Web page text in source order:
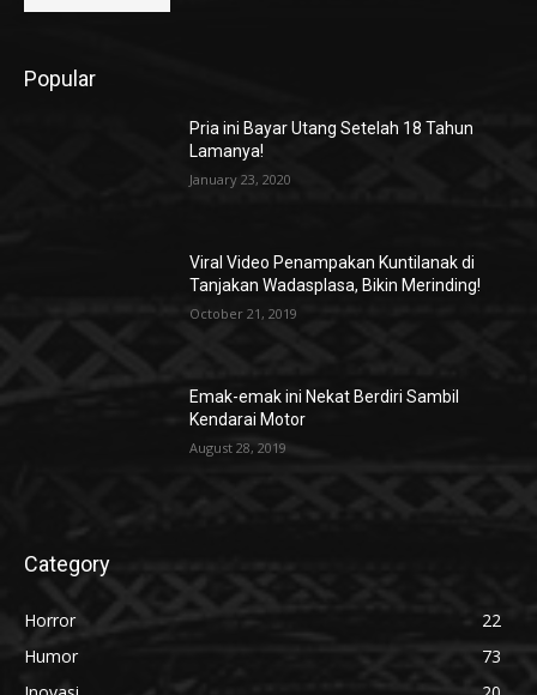
Popular
Pria ini Bayar Utang Setelah 18 Tahun
Lamanya!
January 23, 2020
Viral Video Penampakan Kuntilanak di
Tanjakan Wadasplasa, Bikin Merinding!
October 21, 2019
Emak-emak ini Nekat Berdiri Sambil
Kendarai Motor
August 28, 2019
Category
Horror
22
Humor
73